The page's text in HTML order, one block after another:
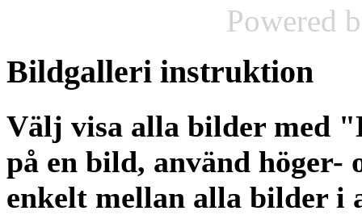
Powered
Bildgalleri instruktion
Välj visa alla bilder med
på en bild, använd
enkelt mellan alla bilder i